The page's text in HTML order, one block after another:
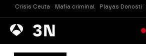
Crisis Ceuta Mafia criminal Playas Donosti
Antena
3 Noticias